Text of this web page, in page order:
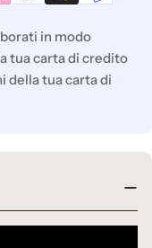
in modo
tua carta di credito
della tua carta di